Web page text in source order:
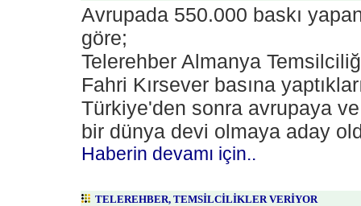
Avrupada 550.000 baskı
göre;
Telerehber Almanya
Fahri Kırsever basına
Türkiye'den sonra avrupaya
bir dünya devi olmaya aday
Haberin devamı için..
TELEREHBER, TEMSİLCİLİKLER VERİYOR